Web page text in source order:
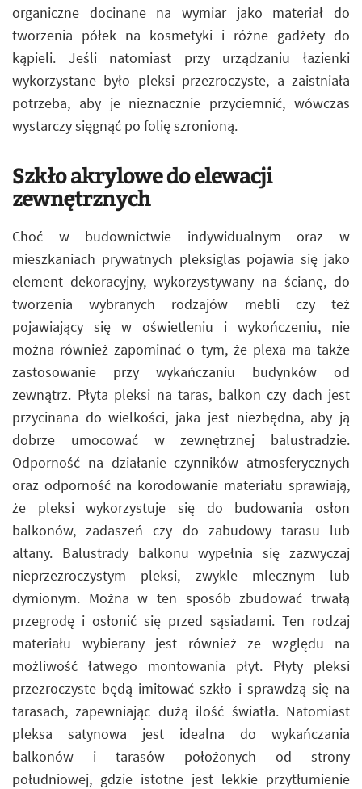
organiczne docinane na wymiar jako materiał do
tworzenia półek na kosmetyki i różne gadżety do
kąpieli. Jeśli natomiast przy urządzaniu łazienki
wykorzystane było pleksi przezroczyste, a zaistniała
potrzeba, aby je nieznacznie przyciemnić, wówczas
wystarczy sięgnąć po folię szronioną.
Szkło akrylowe do elewacji
zewnętrznych
Choć w budownictwie indywidualnym oraz w
mieszkaniach prywatnych pleksiglas pojawia się jako
element dekoracyjny, wykorzystywany na ścianę, do
tworzenia wybranych rodzajów mebli czy też
pojawiający się w oświetleniu i wykończeniu, nie
można również zapominać o tym, że plexa ma także
zastosowanie przy wykańczaniu budynków od
zewnątrz. Płyta pleksi na taras, balkon czy dach jest
przycinana do wielkości, jaka jest niezbędna, aby ją
dobrze umocować w zewnętrznej balustradzie.
Odporność na działanie czynników atmosferycznych
oraz odporność na korodowanie materiału sprawiają,
że pleksi wykorzystuje się do budowania osłon
balkonów, zadaszeń czy do zabudowy tarasu lub
altany. Balustrady balkonu wypełnia się zazwyczaj
nieprzezroczystym pleksi, zwykle mlecznym lub
dymionym. Można w ten sposób zbudować trwałą
przegrodę i osłonić się przed sąsiadami. Ten rodzaj
materiału wybierany jest również ze względu na
możliwość łatwego montowania płyt. Płyty pleksi
przezroczyste będą imitować szkło i sprawdzą się na
tarasach, zapewniając dużą ilość światła. Natomiast
pleksa satynowa jest idealna do wykańczania
balkonów i tarasów położonych od strony
południowej, gdzie istotne jest lekkie przytłumienie